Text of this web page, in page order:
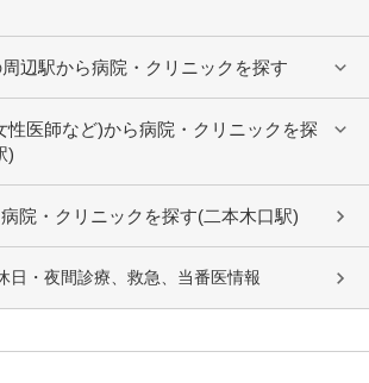
辺駅から病院・クリニックを探す
性医師など)から病院・クリニックを探
)
院・クリニックを探す(二本木口駅)
日・夜間診療、救急、当番医情報